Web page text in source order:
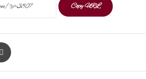
Copy URL